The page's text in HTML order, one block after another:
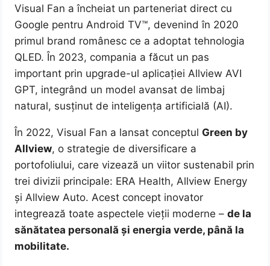
Visual Fan a încheiat un parteneriat direct cu
Google pentru Android TV™, devenind în 2020
primul brand românesc ce a adoptat tehnologia
QLED. În 2023, compania a făcut un pas
important prin upgrade-ul aplicației Allview AVI
GPT, integrând un model avansat de limbaj
natural, susținut de inteligența artificială (AI).
În 2022, Visual Fan a lansat conceptul Green by
Allview, o strategie de diversificare a
portofoliului, care vizează un viitor sustenabil prin
trei divizii principale: ERA Health, Allview Energy
și Allview Auto. Acest concept inovator
integrează toate aspectele vieții moderne –de la
sănătatea personală și energia verde, până la
mobilitate.